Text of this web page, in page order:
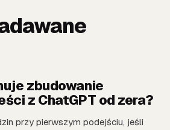
zbudowanie
z ChatGPT od zera?
przy pierwszym podejściu, jeśli